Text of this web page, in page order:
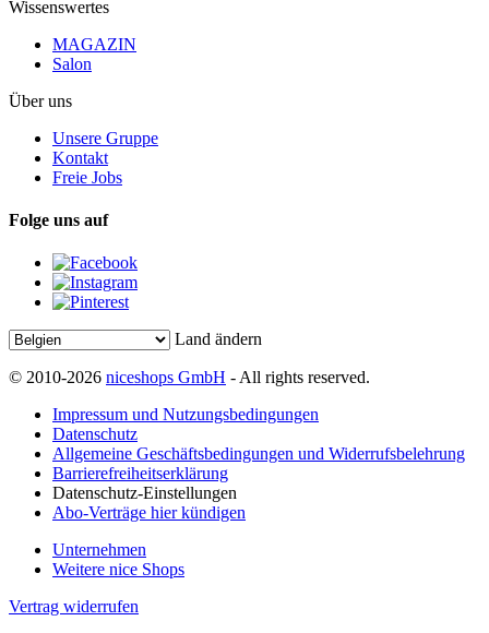
Wissenswertes
MAGAZIN
Salon
Über uns
Unsere Gruppe
Kontakt
Freie Jobs
Folge uns auf
Land ändern
© 2010-2026 niceshops GmbH - All rights reserved.
Impressum und Nutzungsbedingungen
Datenschutz
Allgemeine Geschäftsbedingungen und Widerrufsbelehrung
Barrierefreiheitserklärung
Datenschutz-Einstellungen
Abo-Verträge hier kündigen
Unternehmen
Weitere nice Shops
Vertrag widerrufen